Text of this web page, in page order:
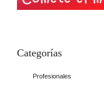
Categorías
Profesionales